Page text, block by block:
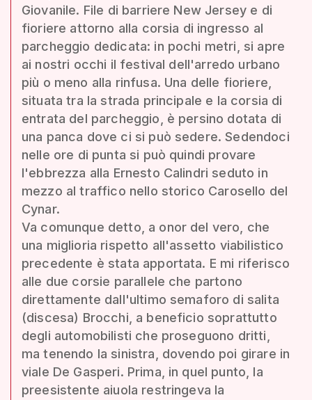
Giovanile. File di barriere New Jersey e di
fioriere attorno alla corsia di ingresso al
parcheggio dedicata: in pochi metri, si apre
ai nostri occhi il festival dell'arredo urbano
più o meno alla rinfusa. Una delle fioriere,
situata tra la strada principale e la corsia di
entrata del parcheggio, è persino dotata di
una panca dove ci si può sedere. Sedendoci
nelle ore di punta si può quindi provare
l'ebbrezza alla Ernesto Calindri seduto in
mezzo al traffico nello storico Carosello del
Cynar.
Va comunque detto, a onor del vero, che
una miglioria rispetto all'assetto viabilistico
precedente è stata apportata. E mi riferisco
alle due corsie parallele che partono
direttamente dall'ultimo semaforo di salita
(discesa) Brocchi, a beneficio soprattutto
degli automobilisti che proseguono dritti,
ma tenendo la sinistra, dovendo poi girare in
viale De Gasperi. Prima, in quel punto, la
preesistente aiuola restringeva la